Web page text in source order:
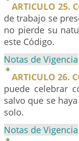
ARTICULO 25.
de trabajo se
no pierde su
este Código.
Notas de Vigencia
ARTICULO 26.
puede celebrar
salvo que se
solo.
Notas de Vigencia